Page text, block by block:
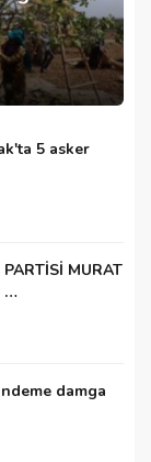
5 asker
MURAT
…
damga